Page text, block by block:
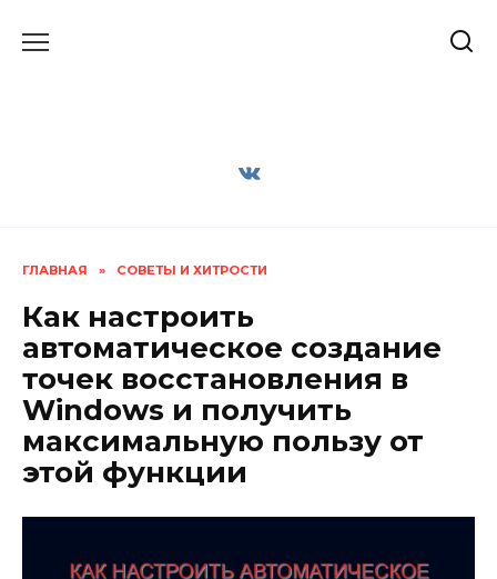
ГЛАВНАЯ » СОВЕТЫ И ХИТРОСТИ
Как настроить
автоматическое создание
точек восстановления в
Windows и получить
максимальную пользу от
этой функции